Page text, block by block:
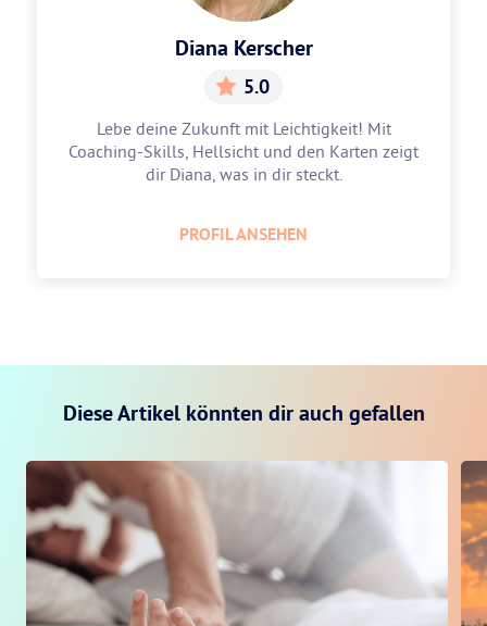
Diana Kerscher
5.0
Lebe deine Zukunft mit Leichtigkeit! Mit
Coaching-Skills, Hellsicht und den Karten zeigt
dir Diana, was in dir steckt.
PROFIL ANSEHEN
Diese Artikel könnten dir auch gefallen